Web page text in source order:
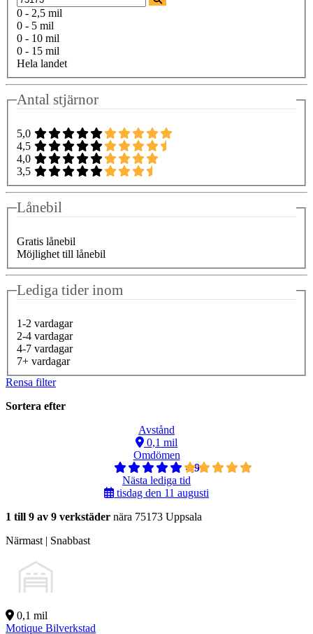
0 - 2,5 mil
0 - 5 mil
0 - 10 mil
0 - 15 mil
Hela landet
Antal stjärnor
5,0
4,5
4,0
3,5
Lånebil
Gratis lånebil
Möjlighet till lånebil
Lediga tider inom
1-2 vardagar
2-4 vardagar
4-7 vardagar
7+ vardagar
Rensa filter
Sortera efter
Avstånd
0,1 mil
Omdömen
4,9
Nästa lediga tid
tisdag den 11 augusti
1 till 9 av 9 verkstäder nära 75173 Uppsala
Närmast | Snabbast
0,1 mil
Motique Bilverkstad